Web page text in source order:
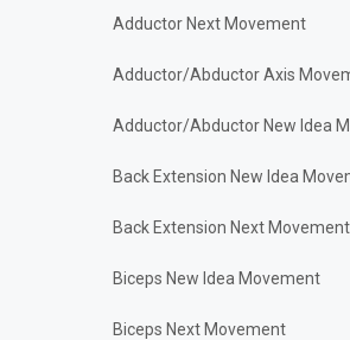
Adductor Next Movement
Adductor/Abductor Axis
Adductor/Abductor New Idea
Back Extension New Idea
Back Extension Next Movement
Biceps New Idea Movement
Biceps Next Movement